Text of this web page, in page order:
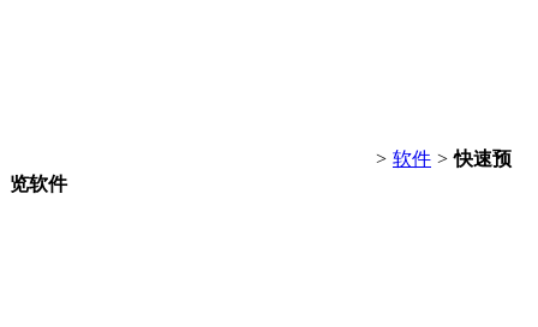
> 软件 > 快速预
览软件